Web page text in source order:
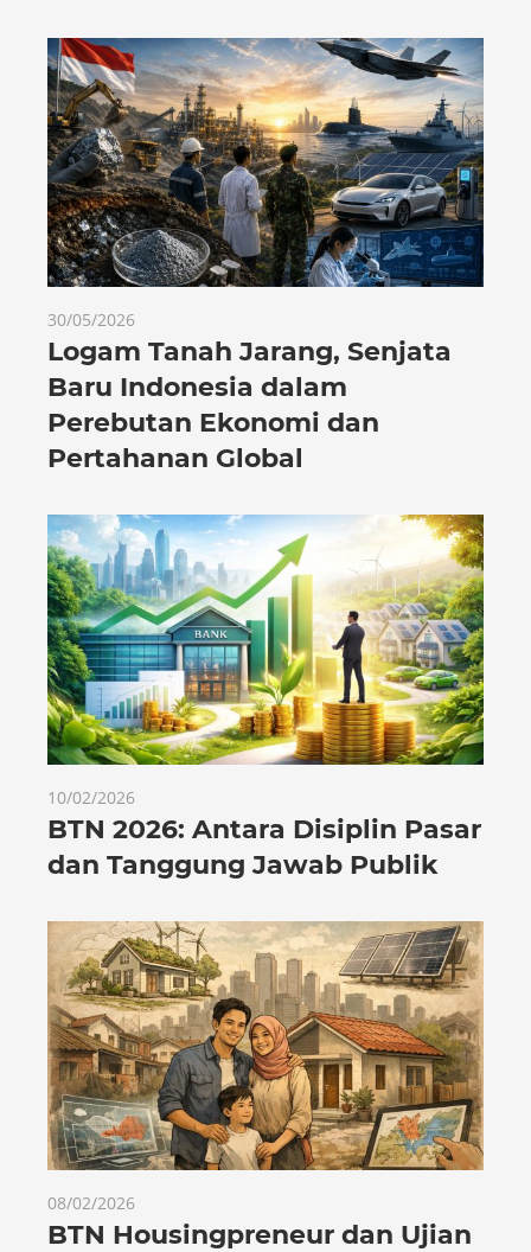
30/05/2026
Logam Tanah Jarang, Senjata
Baru Indonesia dalam
Perebutan Ekonomi dan
Pertahanan Global
10/02/2026
BTN 2026: Antara Disiplin Pasar
dan Tanggung Jawab Publik
08/02/2026
BTN Housingpreneur dan Ujian